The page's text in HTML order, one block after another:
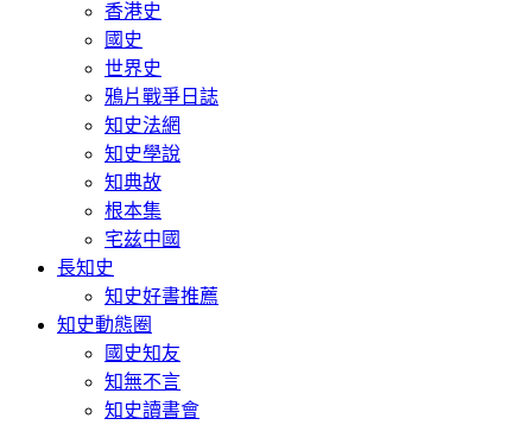
香港史
國史
世界史
鴉片戰爭日誌
知史法網
知史學說
知典故
根本集
宅兹中國
長知史
知史好書推薦
知史動態圈
國史知友
知無不言
知史讀書會